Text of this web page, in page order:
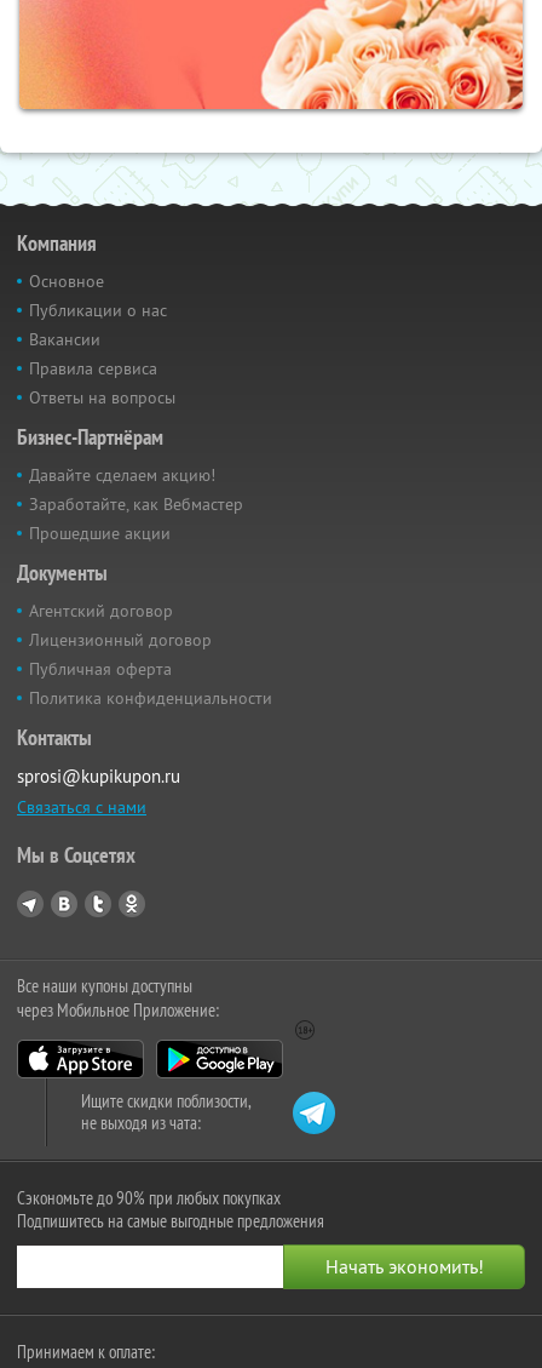
Компания
Основное
Публикации о нас
Вакансии
Правила сервиса
Ответы на вопросы
Бизнес-Партнёрам
Давайте сделаем акцию!
Заработайте, как Вебмастер
Прошедшие акции
Документы
Агентский договор
Лицензионный договор
Публичная оферта
Политика конфиденциальности
Контакты
sprosi@kupikupon.ru
Связаться с нами
Мы в Соцсетях
Все наши купоны доступны
через Мобильное Приложение:
Ищите скидки поблизости,
не выходя из чата:
Сэкономьте до 90% при любых покупках
Подпишитесь на самые выгодные предложения
Принимаем к оплате: